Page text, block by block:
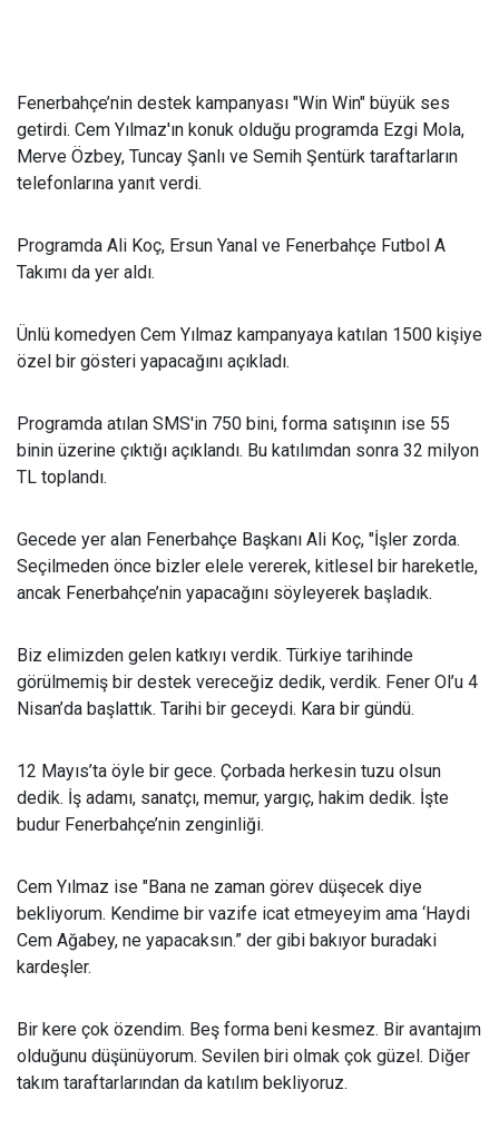
Fenerbahçe’nin destek kampanyası "Win Win" büyük ses
getirdi. Cem Yılmaz'ın konuk olduğu programda Ezgi Mola,
Merve Özbey, Tuncay Şanlı ve Semih Şentürk taraftarların
telefonlarına yanıt verdi.
Programda Ali Koç, Ersun Yanal ve Fenerbahçe Futbol A
Takımı da yer aldı.
Ünlü komedyen Cem Yılmaz kampanyaya katılan 1500 kişiye
özel bir gösteri yapacağını açıkladı.
Programda atılan SMS'in 750 bini, forma satışının ise 55
binin üzerine çıktığı açıklandı. Bu katılımdan sonra 32 milyon
TL toplandı.
Gecede yer alan Fenerbahçe Başkanı Ali Koç, "İşler zorda.
Seçilmeden önce bizler elele vererek, kitlesel bir hareketle,
ancak Fenerbahçe’nin yapacağını söyleyerek başladık.
Biz elimizden gelen katkıyı verdik. Türkiye tarihinde
görülmemiş bir destek vereceğiz dedik, verdik. Fener Ol’u 4
Nisan’da başlattık. Tarihi bir geceydi. Kara bir gündü.
12 Mayıs’ta öyle bir gece. Çorbada herkesin tuzu olsun
dedik. İş adamı, sanatçı, memur, yargıç, hakim dedik. İşte
budur Fenerbahçe’nin zenginliği.
Cem Yılmaz ise "Bana ne zaman görev düşecek diye
bekliyorum. Kendime bir vazife icat etmeyeyim ama ‘Haydi
Cem Ağabey, ne yapacaksın.” der gibi bakıyor buradaki
kardeşler.
Bir kere çok özendim. Beş forma beni kesmez. Bir avantajım
olduğunu düşünüyorum. Sevilen biri olmak çok güzel. Diğer
takım taraftarlarından da katılım bekliyoruz.